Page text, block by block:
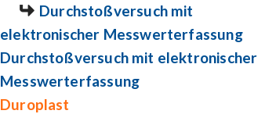
Durchstoßversuch mit
elektronischer Messwerterfassung
Durchstoßversuch mit elektronischer
Messwerterfassung
Duroplast